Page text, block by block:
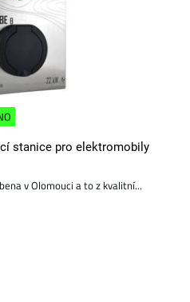
stanice pro elektromobily
v Olomouci a to z kvalitní...